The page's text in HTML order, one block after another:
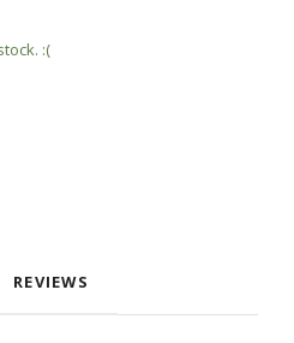
:(
REVIEWS